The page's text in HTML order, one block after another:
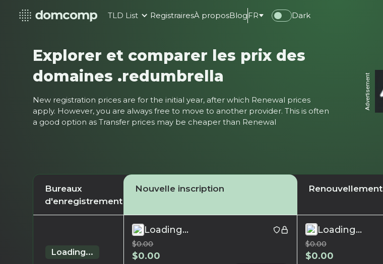
TLD List RegistrairesÀ proposBlog FR Dark
Explorer et comparer les prix des
domaines .redumbrella
New registration prices are for the initial year, after which Renewal prices
apply. However, you are always free to move to another provider. This is often
a good option as Transfer prices may be cheaper than Renewal
Advertisement
Bureaux
d'enregistrement
Nouvelle inscription Renouvellement
Loading...
Loading...
$0.00
$0.00
Loading...
$0.00
$0.00